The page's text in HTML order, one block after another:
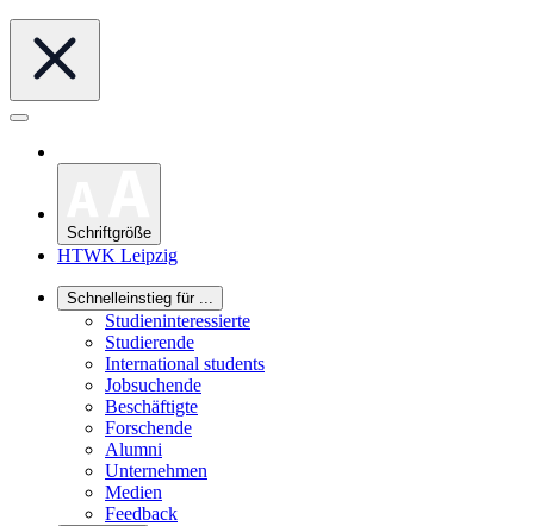
Schriftgröße
HTWK Leipzig
Schnelleinstieg für ...
Studieninteressierte
Studierende
International students
Jobsuchende
Beschäftigte
Forschende
Alumni
Unternehmen
Medien
Feedback